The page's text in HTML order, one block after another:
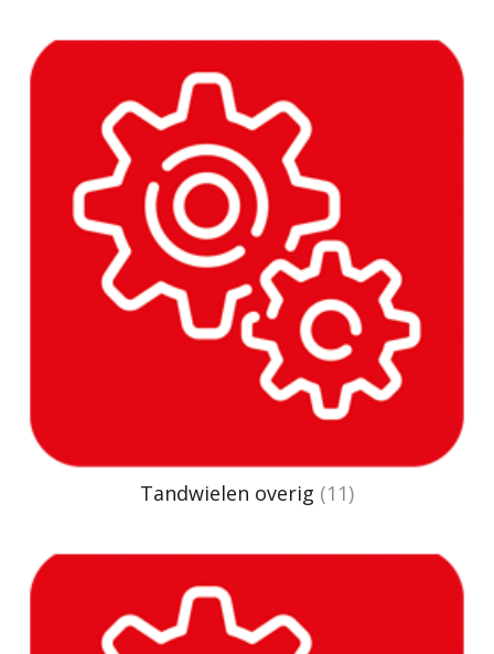
Tandwielen overig (11)